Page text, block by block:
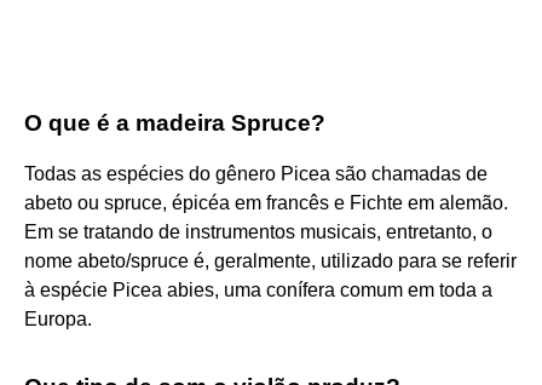
O que é a madeira Spruce?
Todas as espécies do gênero Picea são chamadas de
abeto ou spruce, épicéa em francês e Fichte em alemão.
Em se tratando de instrumentos musicais, entretanto, o
nome abeto/spruce é, geralmente, utilizado para se referir
à espécie Picea abies, uma conífera comum em toda a
Europa.